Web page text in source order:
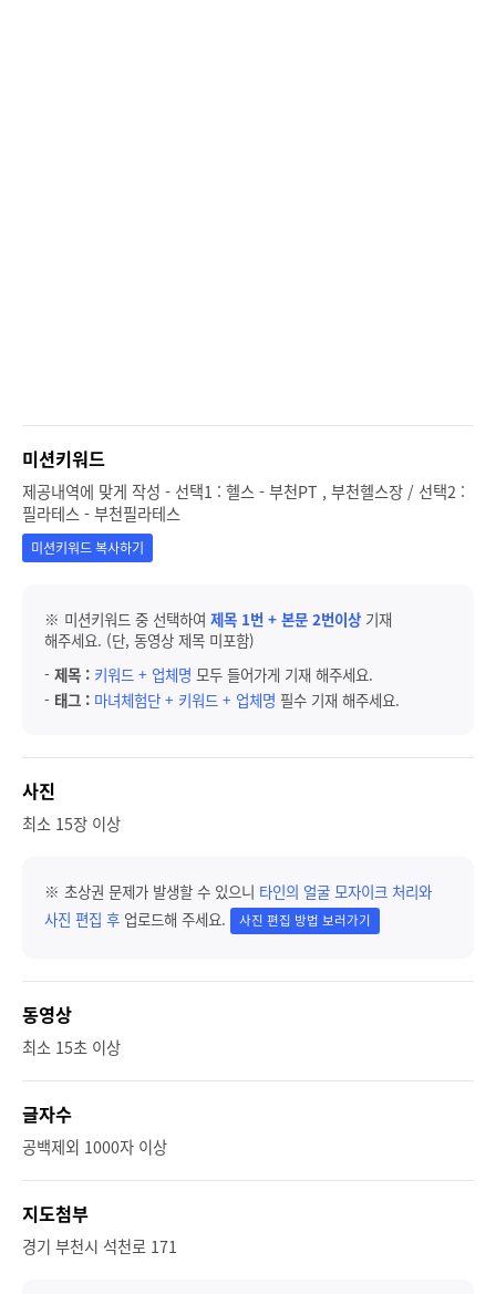
미션키워드
제공내역에 맞게 작성 - 선택1 : 헬스 - 부천PT , 부천헬스장 / 선택2 :
필라테스 - 부천필라테스
미션키워드 복사하기
※ 미션키워드 중 선택하여 제목 1번 + 본문 2번이상 기재
해주세요. (단, 동영상 제목 미포함)
- 제목 : 키워드 + 업체명 모두 들어가게 기재 해주세요.
- 태그 : 마녀체험단 + 키워드 + 업체명 필수 기재 해주세요.
사진
최소 15장 이상
※ 초상권 문제가 발생할 수 있으니 타인의 얼굴 모자이크 처리와
사진 편집 후 업로드해 주세요. 사진 편집 방법 보러가기
동영상
최소 15초 이상
글자수
공백제외 1000자 이상
지도첨부
경기 부천시 석천로 171